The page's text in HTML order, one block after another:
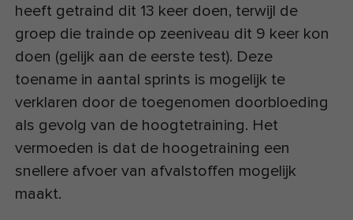
heeft getraind dit 13 keer doen, terwijl de
groep die trainde op zeeniveau dit 9 keer kon
doen (gelijk aan de eerste test). Deze
toename in aantal sprints is mogelijk te
verklaren door de toegenomen doorbloeding
als gevolg van de hoogtetraining. Het
vermoeden is dat de hoogetraining een
snellere afvoer van afvalstoffen mogelijk
maakt.